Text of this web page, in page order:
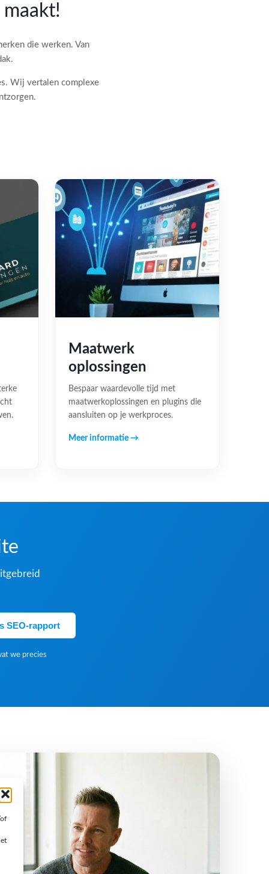
die werken. Van
Wij vertalen complexe
Maatwerk
oplossingen
Bespaar waardevolle tijd met
maatwerkoplossingen en plugins die
aansluiten op je werkproces.
Meer informatie →
SEO-rapport
we precies